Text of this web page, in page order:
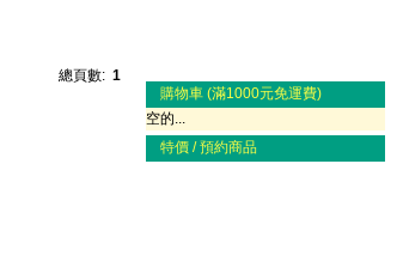
總頁數: 1
購物車 (滿1000元免運費)
空的...
特價 / 預約商品